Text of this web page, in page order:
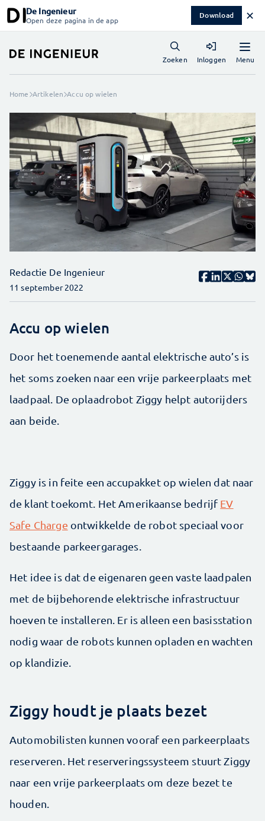
De Ingenieur
Open deze pagina in de app Download ✕
Menu
Zoeken Inloggen
Home Artikelen Accu op wielen
Redactie De Ingenieur
11 september 2022
Accu op wielen
Door het toenemende aantal elektrische auto’s is
het soms zoeken naar een vrije parkeerplaats met
laadpaal. De oplaadrobot Ziggy helpt autorijders
aan beide.
Ziggy is in feite een accupakket op wielen dat naar
de klant toekomt. Het Amerikaanse bedrijf EV
Safe Charge ontwikkelde de robot speciaal voor
bestaande parkeer­garages.
Het idee is dat de eigenaren geen vaste laadpalen
met de bijbehorende elektrische infrastructuur
hoeven te installeren. Er is alleen een basisstation
nodig waar de robots kunnen opladen en wachten
op klandizie.
Ziggy houdt je plaats bezet
Automobilisten kunnen vooraf een parkeerplaats
reserveren. Het reserveringssysteem stuurt Ziggy
naar een vrije parkeerplaats om deze bezet te
houden.